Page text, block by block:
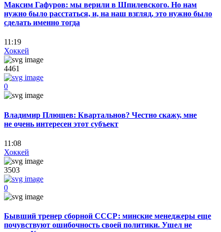
Максим Гафуров: мы верили в Шпилевского. Но нам
нужно было расстаться, и, на наш взгляд, это нужно было
сделать именно тогда
11:19
Хоккей
4461
0
Владимир Плющев: Квартальнов? Честно скажу, мне
не очень интересен этот субъект
11:08
Хоккей
3503
0
Бывший тренер сборной СССР: минские менеджеры еще
почувствуют ошибочность своей политики. Ушел не